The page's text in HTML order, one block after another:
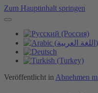
Zum Hauptinhalt springen
Veröffentlicht in Abnehmen